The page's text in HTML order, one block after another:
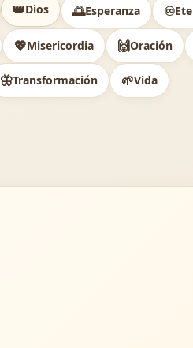
👑Dios 🌅Esperanza ♾️
💖Misericordia 🙌Oración
🦋Transformación 🌱Vida